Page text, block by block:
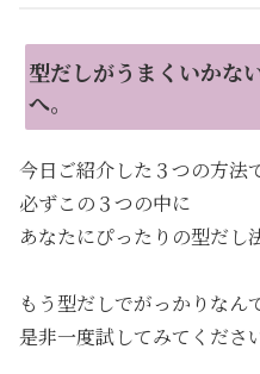
型だしがうまくいかな
へ。
今日ご紹介した３つの方法
必ずこの３つの中に
あなたにぴったりの型だし
もう型だしでがっかりなん
是非一度試してみてくださ